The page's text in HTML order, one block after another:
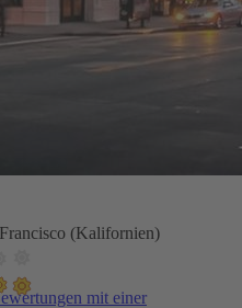
(Kalifornien)
mit einer